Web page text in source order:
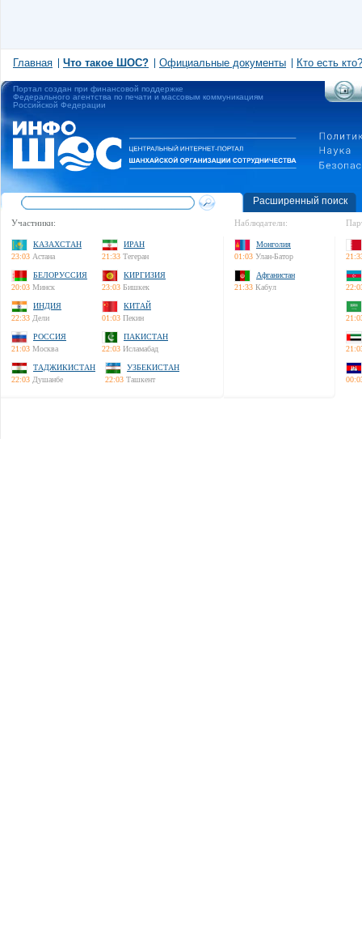
Главная Что такое ШОС? Официальные документы Кто есть кто?
Портал создан при финансовой поддержке
Федерального агентства по печати и массовым коммуникациям
Российской Федерации
Расширенный поиск
Участники:
КАЗАХСТАН
23:03 Астана
ИРАН
21:33 Тегеран
БЕЛОРУССИЯ
20:03 Минск
КИРГИЗИЯ
23:03 Бишкек
ИНДИЯ
22:33 Дели
КИТАЙ
01:03 Пекин
РОССИЯ
21:03 Москва
ПАКИСТАН
22:03 Исламабад
ТАДЖИКИСТАН
22:03 Душанбе
УЗБЕКИСТАН
22:03 Ташкент
Наблюдатели:
Монголия
01:03 Улан-Батор
Афганистан
21:33 Кабул